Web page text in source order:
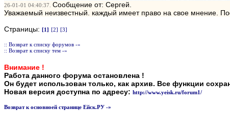
26-01-01 04:40:37. Сообщение от: Сергей.
Уважаемый неизвестный. каждый имеет право на свое мнение.
Страницы: [1] [2] [3]
:: Возврат к списку форумов -»
:: Возврат к списку тем -»
Внимание !
Работа данного форума остановлена !
Он будет использован только, как архив. Все функции
Новая версия доступна по адресу: http://www.yeisk.ru/forum1/
Возврат к основноей странице Ейск.РУ -»